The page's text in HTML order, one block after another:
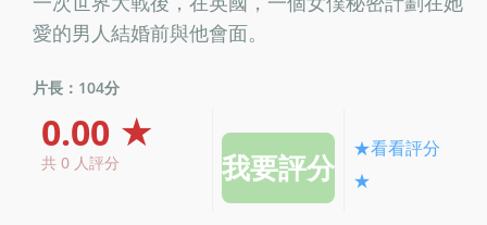
愛的男人結婚前與他會面。
片長：104分
0.00 ★
共 0 人評分
★看看評分
★